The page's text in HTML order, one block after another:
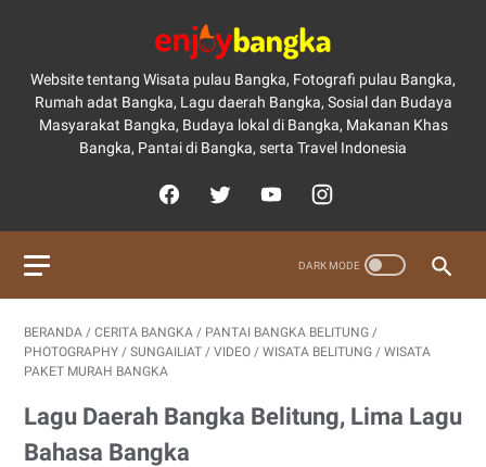
Website tentang Wisata pulau Bangka, Fotografi pulau Bangka,
Rumah adat Bangka, Lagu daerah Bangka, Sosial dan Budaya
Masyarakat Bangka, Budaya lokal di Bangka, Makanan Khas
Bangka, Pantai di Bangka, serta Travel Indonesia
BERANDA / CERITA BANGKA / PANTAI BANGKA BELITUNG /
PHOTOGRAPHY / SUNGAILIAT / VIDEO / WISATA BELITUNG / WISATA
PAKET MURAH BANGKA
Lagu Daerah Bangka Belitung, Lima Lagu
Bahasa Bangka